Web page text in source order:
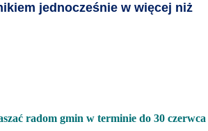
jednocześnie w więcej niż
radom gmin w terminie do 30 czerwca